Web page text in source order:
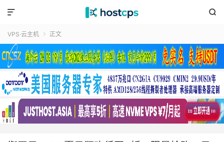


VPS·云主机  正文